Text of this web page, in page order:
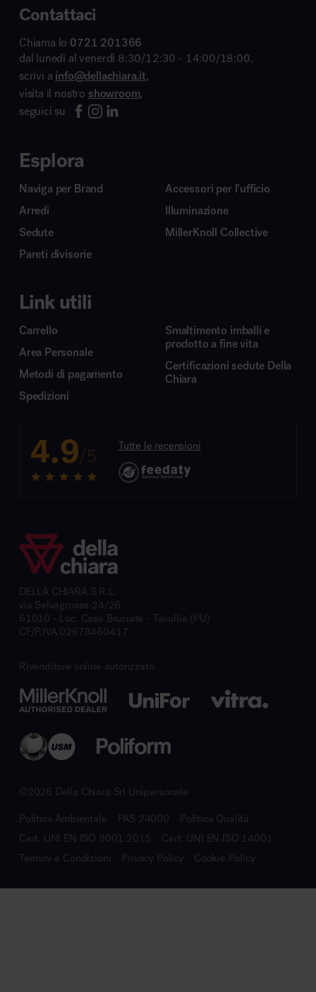
Contattaci
Chiama lo 0721 201366
dal lunedì al venerdì 8:30/12:30 - 14:00/18:00,
scrivi a info@dellachiara.it,
visita il nostro showroom,
seguici su
Esplora
Naviga per Brand
Arredi
Sedute
Pareti divisorie
Accessori per l’ufficio
Illuminazione
MillerKnoll Collective
Link utili
Carrello
Area Personale
Metodi di pagamento
Spedizioni
Smaltimento imballi e
prodotto a fine vita
Certificazioni sedute Della
Chiara
4.9/5 Tutte le recensioni
DELLA CHIARA S.R.L.
via Selvagrossa 24/26
61010 - Loc. Case Bruciate - Tavullia (PU)
CF/P.IVA 02678460417
Rivenditore online autorizzato
©2026 Della Chiara Srl Unipersonale
Politica Ambientale PAS 24000
Politica Qualità
Cert. UNI EN ISO 9001:2015
Cert. UNI EN ISO 14001
Termini e Condizioni
Privacy Policy Cookie Policy